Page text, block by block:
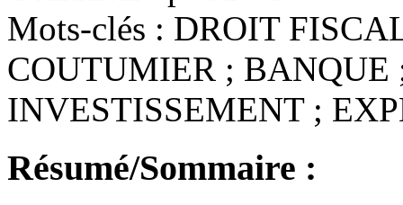
Mots-clés : DROIT
COUTUMIER ;
INVESTISSEMENT ;
Résumé/Sommaire :